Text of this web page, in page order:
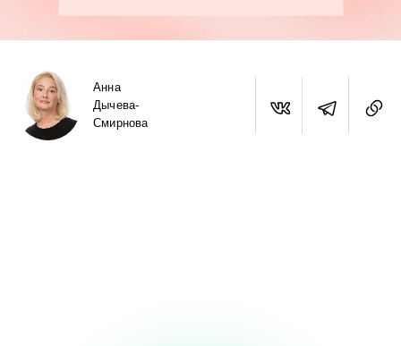
Анна
Дычева-
Смирнова